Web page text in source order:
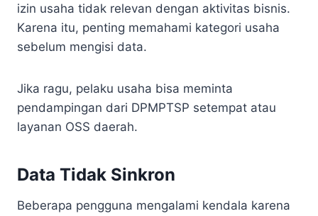
izin usaha tidak relevan dengan aktivitas bisnis.
Karena itu, penting memahami kategori usaha
sebelum mengisi data.
Jika ragu, pelaku usaha bisa meminta
pendampingan dari DPMPTSP setempat atau
layanan OSS daerah.
Data Tidak Sinkron
Beberapa pengguna mengalami kendala karena